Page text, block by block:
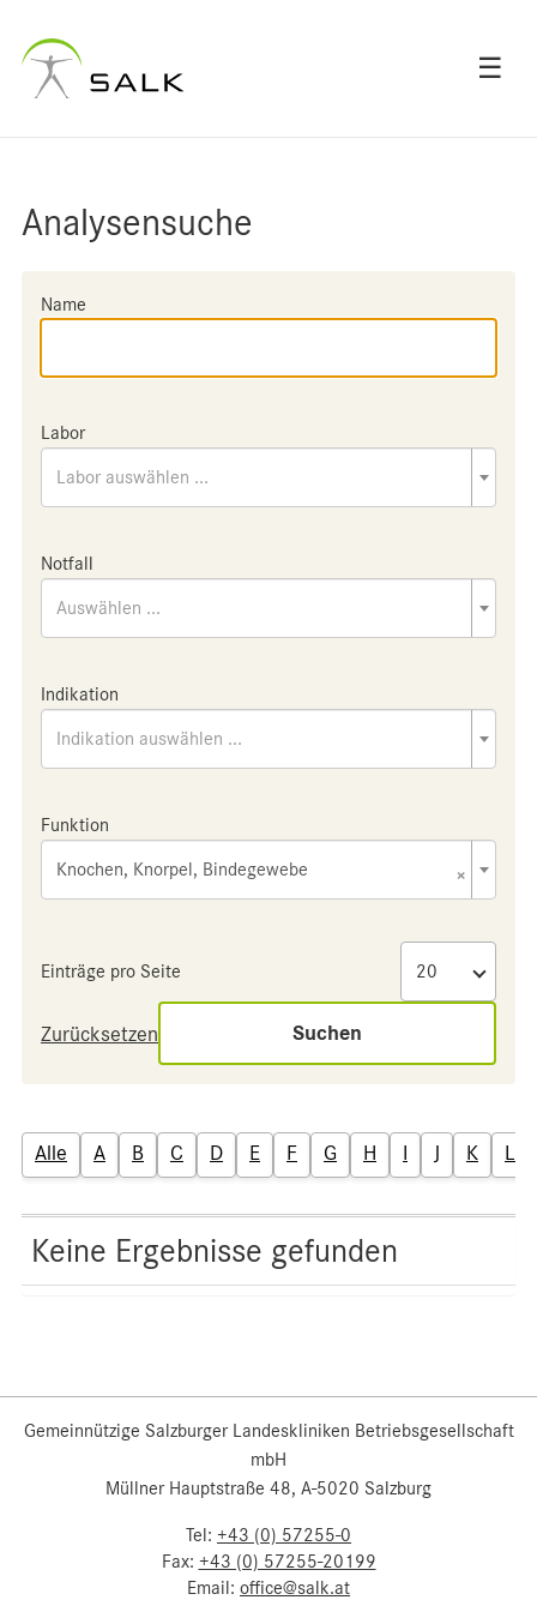
☰
Analysensuche
Name
Labor
Labor auswählen ...
Notfall
Auswählen ...
Indikation
Indikation auswählen ...
Funktion
×
Knochen, Knorpel, Bindegewebe
Einträge pro Seite
Zurücksetzen Suchen
Alle A B C D E F G H I J K L
Keine Ergebnisse gefunden
Gemeinnützige Salzburger Landeskliniken Betriebsgesellschaft
mbH
Müllner Hauptstraße 48, A-5020 Salzburg
Tel: +43 (0) 57255-0
Fax: +43 (0) 57255-20199
Email: office@salk.at